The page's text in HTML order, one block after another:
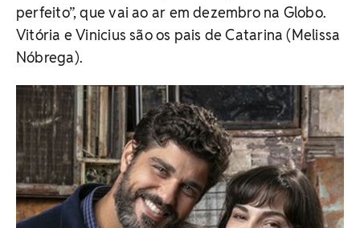
perfeito”, que vai ao ar em dezembro na Globo.
Vitória e Vinicius são os pais de Catarina (Melissa
Nóbrega).